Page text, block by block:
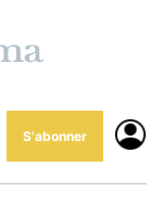
S'abonner